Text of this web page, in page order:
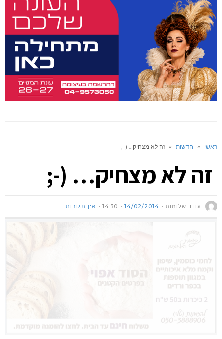
ראשי » חדשות » זה לא מצחיק… (-;
זה לא מצחיק… (-;
עודד שלומות 14/02/2014
14:30 אין תגובות